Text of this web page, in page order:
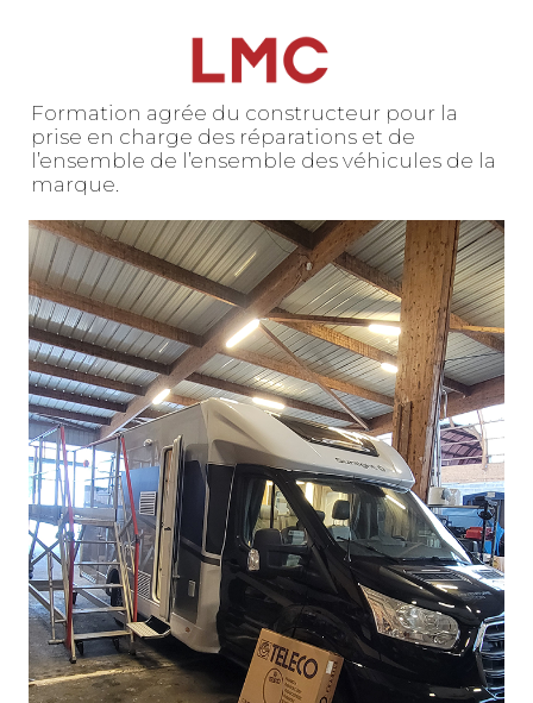
Formation agrée du constructeur pour la
prise en charge des réparations et de
l’ensemble de l’ensemble des véhicules de la
marque.